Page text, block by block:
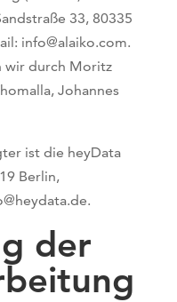
33, 80335
info@alaiko.com.
wir durch Moritz
Johannes
ist die heyData
Berlin,
der